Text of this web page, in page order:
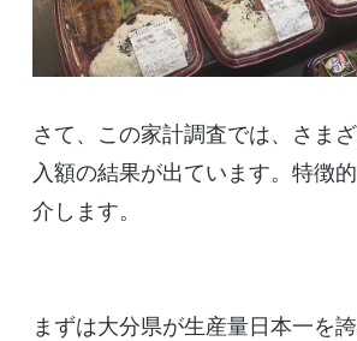
さて、この家計調査では、さま
入額の結果が出ています。特徴
介します。
まずは大分県が生産量日本一を